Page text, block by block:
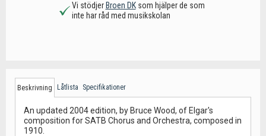
Vi stödjer Broen DKsom hjälper de som
inte har råd med musikskolan
Beskrivning Låtlista Specifikationer
An updated 2004 edition, by Bruce Wood, of Elgar's
composition for SATB Chorus and Orchestra, composed in
1910.